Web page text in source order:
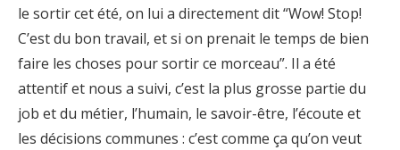
le sortir cet été, on lui a directement dit “Wow! Stop!
C’est du bon travail, et si on prenait le temps de bien
faire les choses pour sortir ce morceau”. Il a été
attentif et nous a suivi, c’est la plus grosse partie du
job et du métier, l’humain, le savoir-être, l’écoute et
les décisions communes : c’estcomme ça qu’on veut